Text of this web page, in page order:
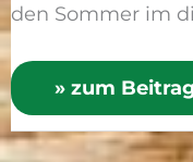
den Sommer im
» zum